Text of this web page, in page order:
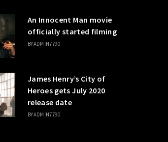
An Innocent Man movie
officially started filming
BYADMIN7790
James Henry’s City of
Heroes gets July 2020
release date
BYADMIN7790